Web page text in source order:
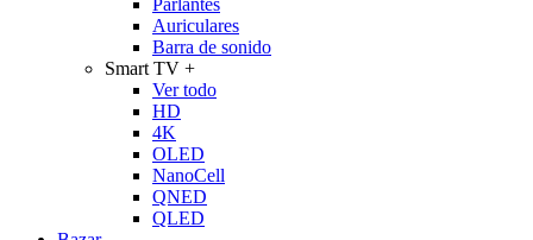
Parlantes
Auriculares
Barra de sonido
Smart TV +
Ver todo
HD
4K
OLED
NanoCell
QNED
QLED